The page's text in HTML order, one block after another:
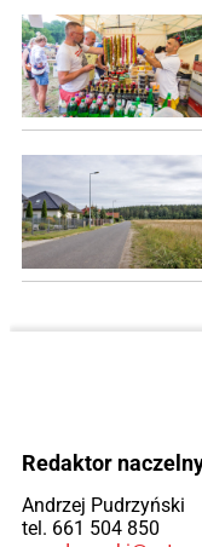
Redaktor
Andrzej Pudrzyński
tel. 661 504 850